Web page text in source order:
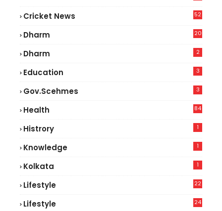
Cricket News
52
Dharm 20
Dharm 2
Education 3
Gov.scehmes 3
Health
84
Histrory 1
Knowledge 1
Kolkata 1
Lifestyle
22
Lifestyle
24